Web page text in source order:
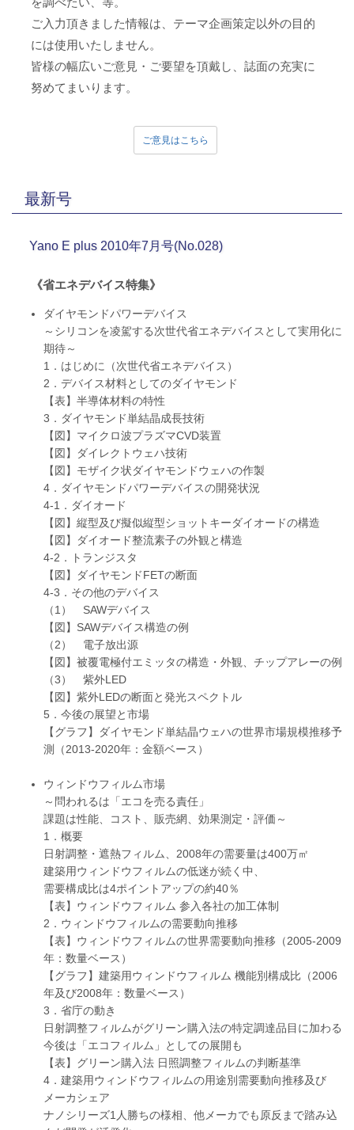
ご入力頂きました情報は、テーマ企画策定以外の目的
には使用いたしません。
皆様の幅広いご意見・ご要望を頂戴し、誌面の充実に
努めてまいります。
ご意見はこちら
最新号
Yano E plus 2010年7月号(No.028)
《省エネデバイス特集》
ダイヤモンドパワーデバイス
～シリコンを凌駕する次世代省エネデバイスとして実用化に
期待～
1．はじめに（次世代省エネデバイス）
2．デバイス材料としてのダイヤモンド
【表】半導体材料の特性
3．ダイヤモンド単結晶成長技術
【図】マイクロ波プラズマCVD装置
【図】ダイレクトウェハ技術
【図】モザイク状ダイヤモンドウェハの作製
4．ダイヤモンドパワーデバイスの開発状況
4-1．ダイオード
【図】縦型及び擬似縦型ショットキーダイオードの構造
【図】ダイオード整流素子の外観と構造
4-2．トランジスタ
【図】ダイヤモンドFETの断面
4-3．その他のデバイス
（1） SAWデバイス
【図】SAWデバイス構造の例
（2） 電子放出源
【図】被覆電極付エミッタの構造・外観、チップアレーの例
（3） 紫外LED
【図】紫外LEDの断面と発光スペクトル
5．今後の展望と市場
【グラフ】ダイヤモンド単結晶ウェハの世界市場規模推移予
測（2013-2020年：金額ベース）
ウィンドウフィルム市場
～問われるは「エコを売る責任」
課題は性能、コスト、販売網、効果測定・評価～
1．概要
日射調整・遮熱フィルム、2008年の需要量は400万㎡
建築用ウィンドウフィルムの低迷が続く中、
需要構成比は4ポイントアップの約40％
【表】ウィンドウフィルム 参入各社の加工体制
2．ウィンドウフィルムの需要動向推移
【表】ウィンドウフィルムの世界需要動向推移（2005-2009
年：数量ベース）
【グラフ】建築用ウィンドウフィルム 機能別構成比（2006
年及び2008年：数量ベース）
3．省庁の動き
日射調整フィルムがグリーン購入法の特定調達品目に加わる
今後は「エコフィルム」としての展開も
【表】グリーン購入法 日照調整フィルムの判断基準
4．建築用ウィンドウフィルムの用途別需要動向推移及び
メーカシェア
ナノシリーズ1人勝ちの様相、他メーカでも原反まで踏み込